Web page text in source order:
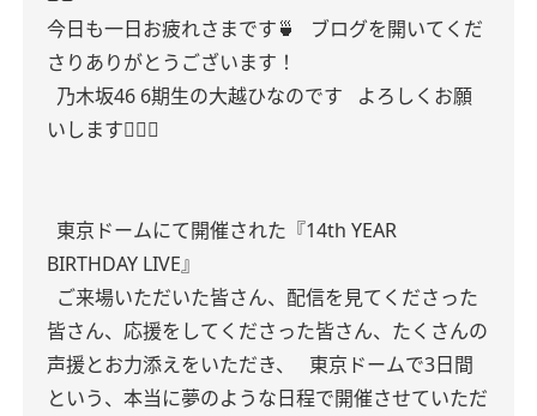
今日も一日お疲れさまです🍵
ブログを開いてくだ
さりありがとうございます！
乃木坂46 6期生の大越ひなのです
よろしくお願
いします🙇🏻‍♀️‪‪
東京ドームにて開催された『14th YEAR
BIRTHDAY LIVE』
ご来場いただいた皆さん、配信を見てくださった
皆さん、応援をしてくださった皆さん、たくさんの
声援とお力添えをいただき、
東京ドームで3日間
という、本当に夢のような日程で開催させていただ